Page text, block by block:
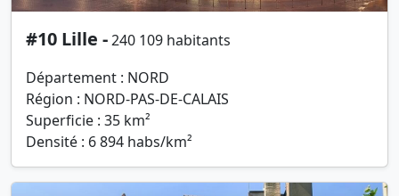
#10 Lille -240 109 habitants
Département : NORD
Région : NORD-PAS-DE-CALAIS
Superficie : 35 km²
Densité : 6 894 habs/km²